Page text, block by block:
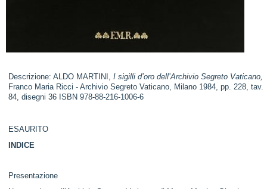
Descrizione: ALDO MARTINI,I sigilli d’oro dell’Archivio Segreto Vaticano,
Franco Maria Ricci - Archivio Segreto Vaticano, Milano 1984, pp. 228, tav.
84, disegni 36 ISBN 978-88-216-1006-6
ESAURITO
INDICE
Presentazione